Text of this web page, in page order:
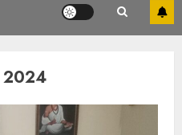
2024